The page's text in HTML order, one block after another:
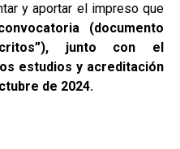
y aportar el impreso que
(documento
junto con el
estudios y acreditación
de 2024.